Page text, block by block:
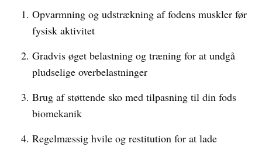
Opvarmning og udstrækning af fodens muskler før
fysisk aktivitet
Gradvis øget belastning og træning for at undgå
pludselige overbelastninger
Brug af støttende sko med tilpasning til din fods
biomekanik
Regelmæssig hvile og restitution for at lade